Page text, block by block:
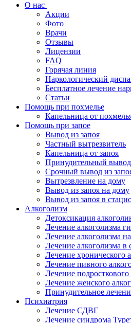
О нас
Акции
Фото
Врачи
Отзывы
Лицензии
FAQ
Горячая линия
Наркологический
Бесплатное лечение
Статьи
Помощь при похмелье
Капельница от
Помощь при запое
Вывод из запоя
Частный вытрезвитель
Капельница от запоя
Принудительный вывод
Срочный вывод из
Вытрезвление на дому
Вывод из запоя на дому
Вывод из запоя в
Алкоголизм
Детоксикация
Лечение алкоголизма
Лечение алкоголизма
Лечение алкоголизма в
Лечение хронического
Лечение пивного
Лечение подросткового
Лечение женского
Принудительное
Психиатрия
Лечение СДВГ
Лечение синдрома